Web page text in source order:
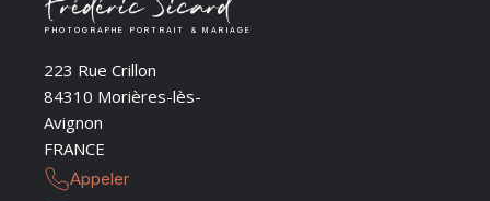
PHOTOGRAPHE PORTRAIT & MARIAGE
223 Rue Crillon
84310 Morières-lès-
Avignon
FRANCE
Appeler